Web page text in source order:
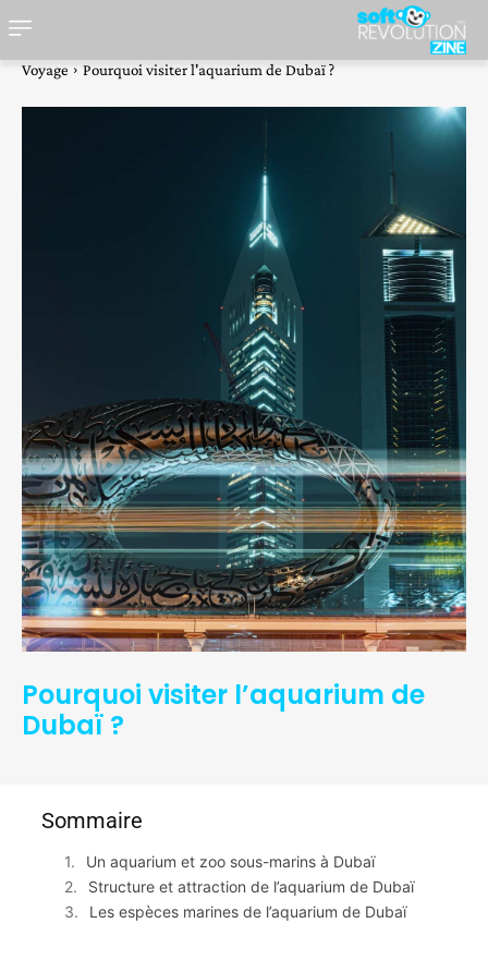
Voyage Pourquoi visiter l'aquarium de Dubaï ?
Pourquoi visiter l’aquarium de
Dubaï ?
Sommaire
Un aquarium et zoo sous-marins à Dubaï
Structure et attraction de l’aquarium de Dubaï
Les espèces marines de l’aquarium de Dubaï